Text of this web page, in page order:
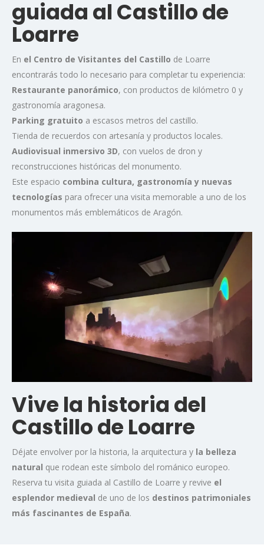
guiada al Castillo de
Loarre
En el Centro de Visitantes del Castillo de Loarre
encontrarás todo lo necesario para completar tu experiencia:
Restaurante panorámico, con productos de kilómetro 0 y
gastronomía aragonesa.
Parking gratuito a escasos metros del castillo.
Tienda de recuerdos con artesanía y productos locales.
Audiovisual inmersivo 3D, con vuelos de dron y
reconstrucciones históricas del monumento.
Este espacio combina cultura, gastronomía y nuevas
tecnologías para ofrecer una visita memorable a uno de los
monumentos más emblemáticos de Aragón.
Vive la historia del
Castillo de Loarre
Déjate envolver por la historia, la arquitectura y la belleza
natural que rodean este símbolo del románico europeo.
Reserva tu visita guiada al Castillo de Loarre y revive el
esplendor medieval de uno de los destinos patrimoniales
más fascinantes de España.